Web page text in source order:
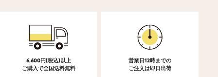
6,600円(税込)以上
ご購入で全国送料無料
営業日12時までの
ご注文は即日出荷